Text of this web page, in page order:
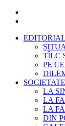
TÎLC
PE
SOCIETATE
LA
LA
LA
DIN